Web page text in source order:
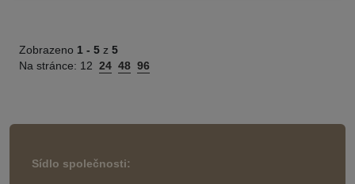
Zobrazeno 1 - 5 z 5
Na stránce: 12 24 48 96
Sídlo společnosti: